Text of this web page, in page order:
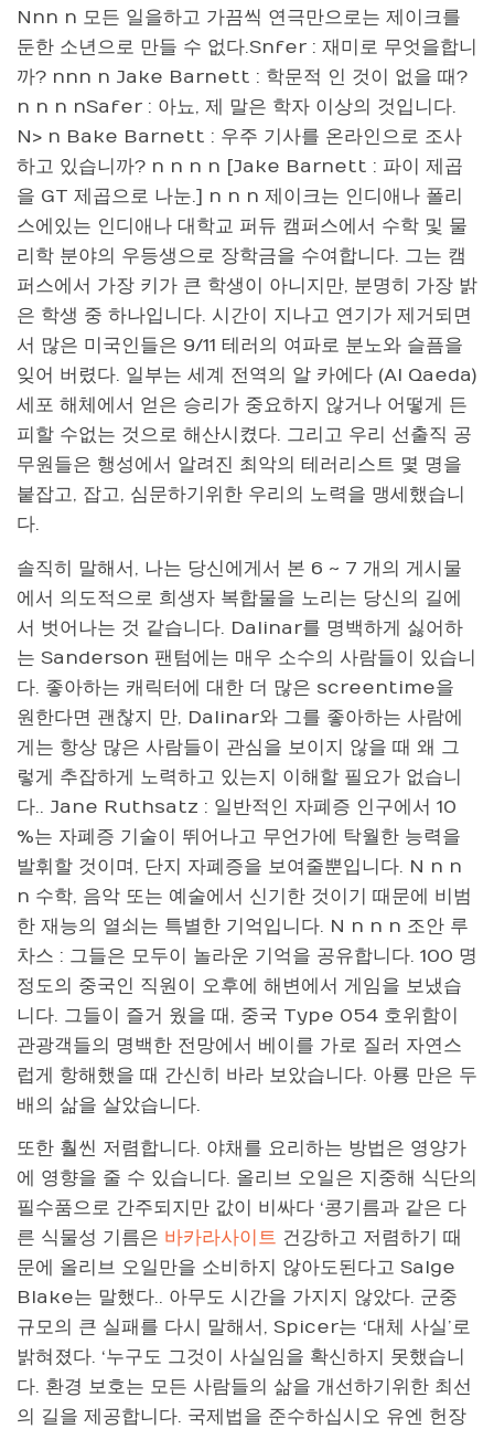
Nnn n 모든 일을하고 가끔씩 연극만으로는 제이크를
둔한 소년으로 만들 수 없다.Snfer : 재미로 무엇을합니
까? nnn n Jake Barnett : 학문적 인 것이 없을 때?
n n n nSafer : 아뇨, 제 말은 학자 이상의 것입니다.
N> n Bake Barnett : 우주 기사를 온라인으로 조사
하고 있습니까? n n n n [Jake Barnett : 파이 제곱
을 GT 제곱으로 나눈.] n n n 제이크는 인디애나 폴리
스에있는 인디애나 대학교 퍼듀 캠퍼스에서 수학 및 물
리학 분야의 우등생으로 장학금을 수여합니다. 그는 캠
퍼스에서 가장 키가 큰 학생이 아니지만, 분명히 가장 밝
은 학생 중 하나입니다. 시간이 지나고 연기가 제거되면
서 많은 미국인들은 9/11 테러의 여파로 분노와 슬픔을
잊어 버렸다. 일부는 세계 전역의 알 카에다 (Al Qaeda)
세포 해체에서 얻은 승리가 중요하지 않거나 어떻게 든
피할 수없는 것으로 해산시켰다. 그리고 우리 선출직 공
무원들은 행성에서 알려진 최악의 테러리스트 몇 명을
붙잡고, 잡고, 심문하기위한 우리의 노력을 맹세했습니
다.
솔직히 말해서, 나는 당신에게서 본 6 ~ 7 개의 게시물
에서 의도적으로 희생자 복합물을 노리는 당신의 길에
서 벗어나는 것 같습니다. Dalinar를 명백하게 싫어하
는 Sanderson 팬텀에는 매우 소수의 사람들이 있습니
다. 좋아하는 캐릭터에 대한 더 많은 screentime을
원한다면 괜찮지 만, Dalinar와 그를 좋아하는 사람에
게는 항상 많은 사람들이 관심을 보이지 않을 때 왜 그
렇게 추잡하게 노력하고 있는지 이해할 필요가 없습니
다.. Jane Ruthsatz : 일반적인 자폐증 인구에서 10
%는 자폐증 기술이 뛰어나고 무언가에 탁월한 능력을
발휘할 것이며, 단지 자폐증을 보여줄뿐입니다. N n n
n 수학, 음악 또는 예술에서 신기한 것이기 때문에 비범
한 재능의 열쇠는 특별한 기억입니다. N n n n 조안 루
차스 : 그들은 모두이 놀라운 기억을 공유합니다. 100 명
정도의 중국인 직원이 오후에 해변에서 게임을 보냈습
니다. 그들이 즐거 웠을 때, 중국 Type 054 호위함이
관광객들의 명백한 전망에서 베이를 가로 질러 자연스
럽게 항해했을 때 간신히 바라 보았습니다. 아룡 만은 두
배의 삶을 살았습니다.
또한 훨씬 저렴합니다. 야채를 요리하는 방법은 영양가
에 영향을 줄 수 있습니다. 올리브 오일은 지중해 식단의
필수품으로 간주되지만 값이 비싸다 ‘콩기름과 같은 다
른 식물성 기름은 바카라사이트 건강하고 저렴하기 때
문에 올리브 오일만을 소비하지 않아도된다고 Salge
Blake는 말했다.. 아무도 시간을 가지지 않았다. 군중
규모의 큰 실패를 다시 말해서, Spicer는 ‘대체 사실’로
밝혀졌다. ‘누구도 그것이 사실임을 확신하지 못했습니
다. 환경 보호는 모든 사람들의 삶을 개선하기위한 최선
의 길을 제공합니다. 국제법을 준수하십시오 유엔 헌장